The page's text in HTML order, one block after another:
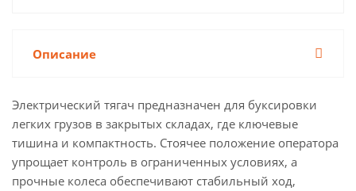
Описание
Электрический тягач предназначен для буксировки
легких грузов в закрытых складах, где ключевые
тишина и компактность. Стоячее положение оператора
упрощает контроль в ограниченных условиях, а
прочные колеса обеспечивают стабильный ход,